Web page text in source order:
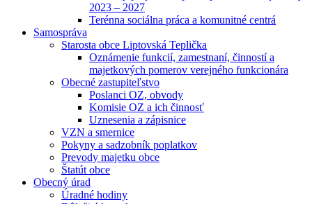
2023 – 2027
Terénna sociálna práca a komunitné centrá
Samospráva
Starosta obce Liptovská Teplička
Oznámenie funkcií, zamestnaní, činností a
majetkových pomerov verejného funkcionára
Obecné zastupiteľstvo
Poslanci OZ, obvody
Komisie OZ a ich činnosť
Uznesenia a zápisnice
VZN a smernice
Pokyny a sadzobník poplatkov
Prevody majetku obce
Štatút obce
Obecný úrad
Úradné hodiny